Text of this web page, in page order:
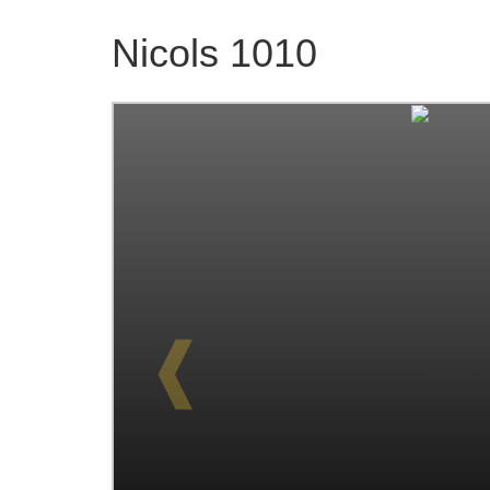
Nicols 1010
❰